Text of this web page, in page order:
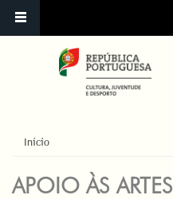
ESTÁ AQUI
Início
APOIO ÀS ARTES